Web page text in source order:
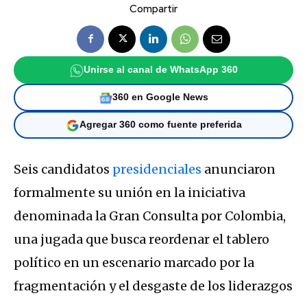
Compartir
Unirse al canal de WhatsApp 360
360 en Google News
Agregar 360 como fuente preferida
Seis candidatos presidenciales anunciaron
formalmente su unión en la iniciativa
denominada la Gran Consulta por Colombia,
una jugada que busca reordenar el tablero
político en un escenario marcado por la
fragmentación y el desgaste de los liderazgos